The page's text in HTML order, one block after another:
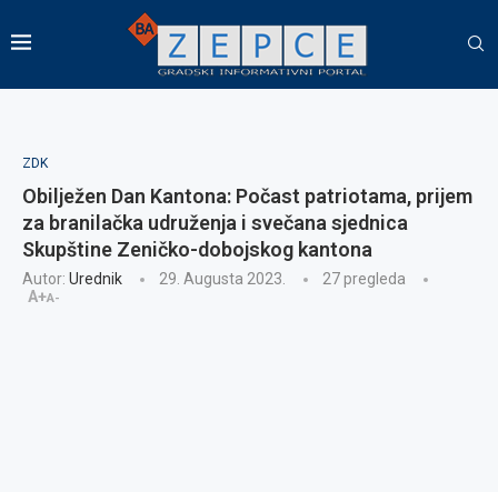
ZDK
Obilježen Dan Kantona: Počast patriotama, prijem
za branilačka udruženja i svečana sjednica
Skupštine Zeničko-dobojskog kantona
Autor: Urednik 29. Augusta 2023. 27pregleda
A+A-